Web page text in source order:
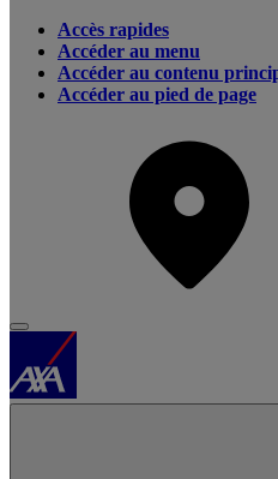
Accès rapides
Accéder au menu
Accéder au contenu
Accéder au pied de page